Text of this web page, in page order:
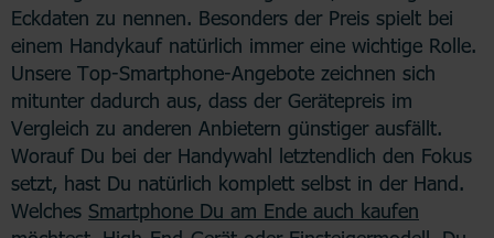
Eckdaten zu nennen. Besonders der Preis spielt bei
einem Handykauf natürlich immer eine wichtige Rolle.
Unsere Top-Smartphone-Angebote zeichnen sich
mitunter dadurch aus, dass der Gerätepreis im
Vergleich zu anderen Anbietern günstiger ausfällt.
Worauf Du bei der Handywahl letztendlich den Fokus
setzt, hast Du natürlich komplett selbst in der Hand.
Welches Smartphone Du am Ende auch kaufen